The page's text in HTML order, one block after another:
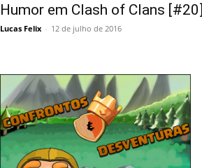
Humor em Clash of Clans [#20]
Lucas Felix - 12 de julho de 2016